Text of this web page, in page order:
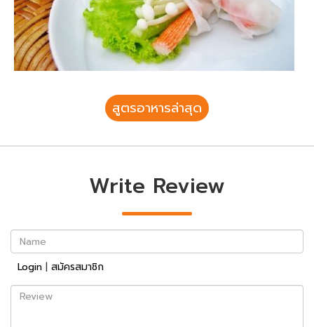
สูตรอาหารล่าสุด
Write Review
Name
Login | สมัครสมาชิก
Review